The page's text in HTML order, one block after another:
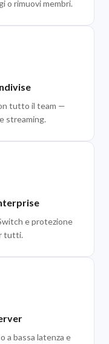
o rimuovi membri.
tutto il team —
streaming.
e protezione
tutti.
a bassa latenza e